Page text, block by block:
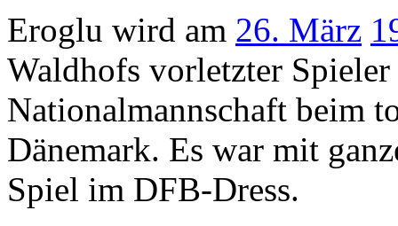
Eroglu wird am 26. März
Waldhofs vorletzter
Nationalmannschaft beim
Dänemark. Es war mit
Spiel im DFB-Dress.